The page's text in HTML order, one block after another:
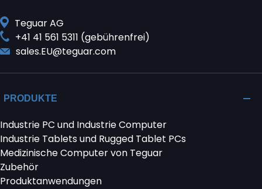
Teguar AG
+41 41 561 5311 (gebührenfrei)
sales.EU@teguar.com
PRODUKTE
Industrie PC und Industrie Computer
Industrie Tablets und Rugged Tablet PCs
Medizinische Computer von Teguar
Zubehör
Produktanwendungen